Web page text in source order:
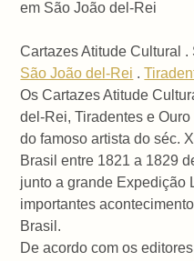
em São João del-Rei
Cartazes Atitude Cultural
São João del-Rei .
Os Cartazes Atitude
del-Rei, Tiradentes e
do famoso artista do séc.
Brasil entre 1821 a 1829
junto a grande Expedição
importantes
Brasil.
De acordo com os